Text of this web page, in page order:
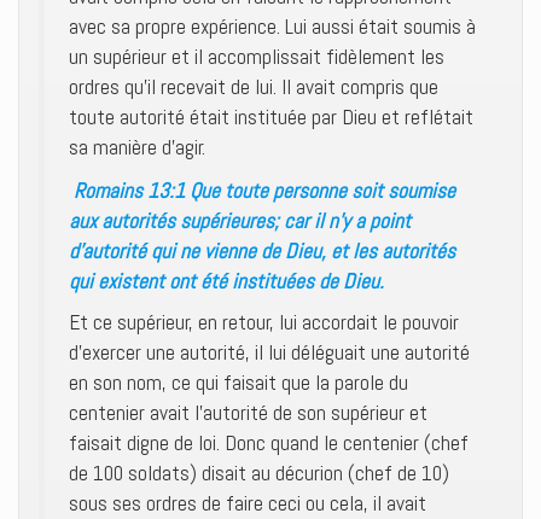
avec sa propre expérience. Lui aussi était soumis à
un supérieur et il accomplissait fidèlement les
ordres qu’il recevait de lui. Il avait compris que
toute autorité était instituée par Dieu et reflétait
sa manière d’agir.
Romains 13:1 Que toute personne soit soumise
aux autorités supérieures; car il n’y a point
d’autorité qui ne vienne de Dieu, et les autorités
qui existent ont été instituées de Dieu.
Et ce supérieur, en retour, lui accordait le pouvoir
d’exercer une autorité, il lui déléguait une autorité
en son nom, ce qui faisait que la parole du
centenier avait l’autorité de son supérieur et
faisait digne de loi. Donc quand le centenier (chef
de 100 soldats) disait au décurion (chef de 10)
sous ses ordres de faire ceci ou cela, il avait